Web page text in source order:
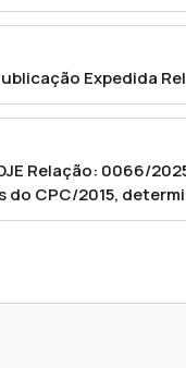
Expedida
Relação: 0066/
do CPC/2015,
e do
ocasião da